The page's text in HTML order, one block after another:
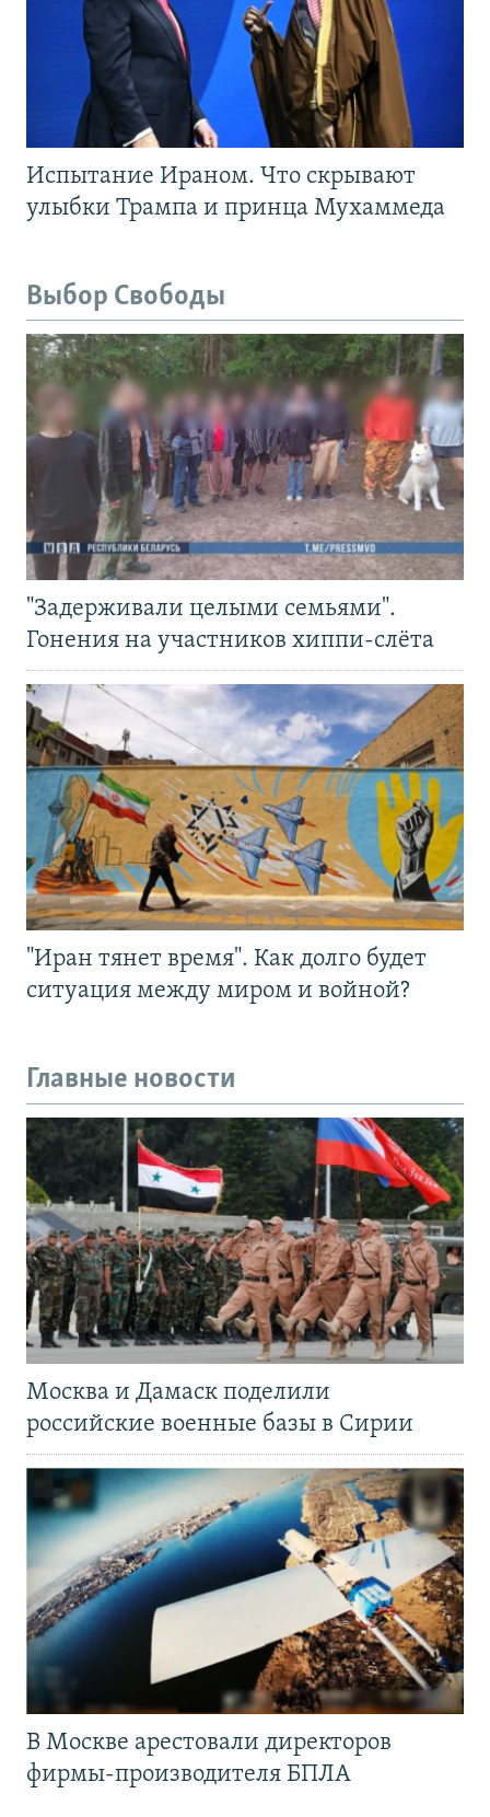
Испытание Ираном. Что скрывают
улыбки Трампа и принца Мухаммеда
Выбор Свободы
"Задерживали целыми семьями".
Гонения на участников хиппи-слёта
"Иран тянет время". Как долго будет
ситуация между миром и войной?
Главные новости
Москва и Дамаск поделили
российские военные базы в Сирии
В Москве арестовали директоров
фирмы-производителя БПЛА